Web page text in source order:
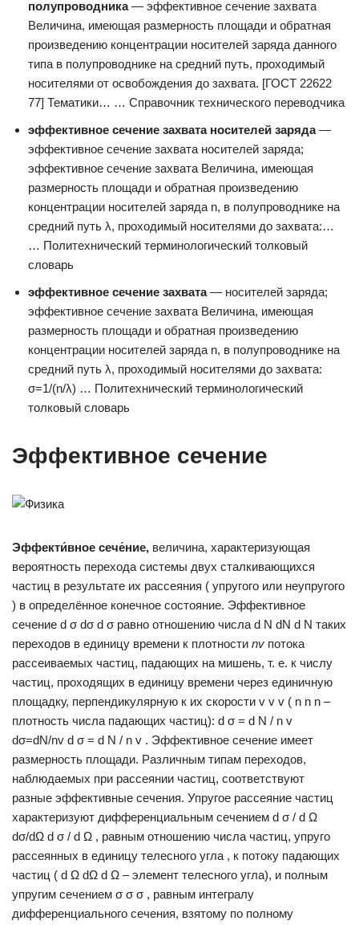
полупроводника— эффективное сечение захвата
Величина, имеющая размерность площади и обратная
произведению концентрации носителей заряда данного
типа в полупроводнике на средний путь, проходимый
носителями от освобождения до захвата. [ГОСТ 22622
77] Тематики… … Справочник технического переводчика
эффективное сечение захвата носителей заряда—
эффективное сечение захвата носителей заряда;
эффективное сечение захвата Величина, имеющая
размерность площади и обратная произведению
концентрации носителей заряда n, в полупроводнике на
средний путь λ, проходимый носителями до захвата:…
… Политехнический терминологический толковый
словарь
эффективное сечение захвата— носителей заряда;
эффективное сечение захвата Величина, имеющая
размерность площади и обратная произведению
концентрации носителей заряда n, в полупроводнике на
средний путь λ, проходимый носителями до захвата:
σ=1/(n/λ) … Политехнический терминологический
толковый словарь
Эффективное сечение
Эффекти́вное сече́ние, величина, характеризующая
вероятность перехода системы двух сталкивающихся
частиц в результате их рассеяния ( упругого или неупругого
) в определённое конечное состояние. Эффективное
сечение d σ dσ d σ равно отношению числа d N dN d N таких
переходов в единицу времени к плотности nv потока
рассеиваемых частиц, падающих на мишень, т. е. к числу
частиц, проходящих в единицу времени через единичную
площадку, перпендикулярную к их скорости v v v ( n n n –
плотность числа падающих частиц): d σ = d N / n v
dσ=dN/nv d σ = d N / n v . Эффективное сечение имеет
размерность площади. Различным типам переходов,
наблюдаемых при рассеянии частиц, соответствуют
разные эффективные сечения. Упругое рассеяние частиц
характеризуют дифференциальным сечением d σ / d Ω
dσ/dΩ d σ / d Ω , равным отношению числа частиц, упруго
рассеянных в единицу телесного угла , к потоку падающих
частиц ( d Ω dΩ d Ω – элемент телесного угла), и полным
упругим сечением σ σ σ , равным интегралу
дифференциального сечения, взятому по полному